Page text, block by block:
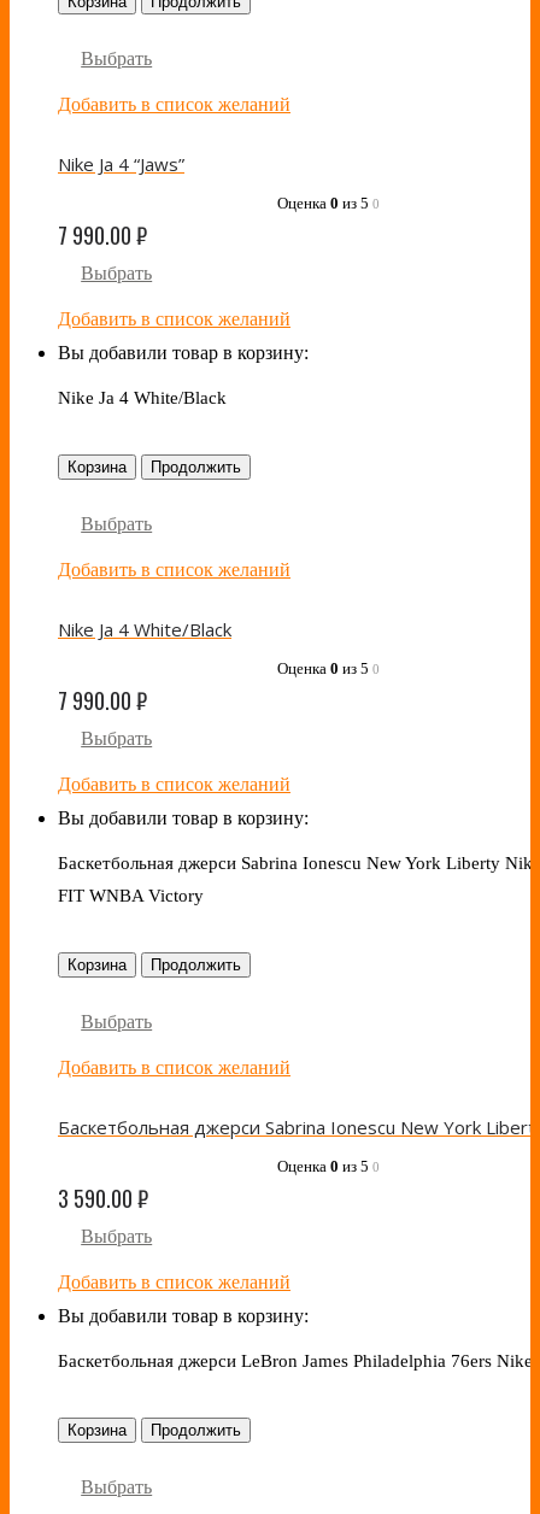
Выбрать
Добавить в список желаний
Nike Ja 4 “Jaws”
Оценка 0 из 5 0
7 990.00₽
Выбрать
Добавить в список желаний
Вы добавили товар в корзину:
Nike Ja 4 White/Black
Корзина Продолжить
Выбрать
Добавить в список желаний
Nike Ja 4 White/Black
Оценка 0 из 5 0
7 990.00₽
Выбрать
Добавить в список желаний
Вы добавили товар в корзину:
Баскетбольная джерси Sabrina Ionescu New York Liberty
FIT WNBA Victory
Корзина Продолжить
Выбрать
Добавить в список желаний
Оценка 0 из 5 0
3 590.00₽
Выбрать
Добавить в список желаний
Вы добавили товар в корзину:
Баскетбольная джерси LeBron James Philadelphia 76ers Nike
Корзина Продолжить
Выбрать